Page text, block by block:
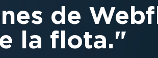
de
la flota.